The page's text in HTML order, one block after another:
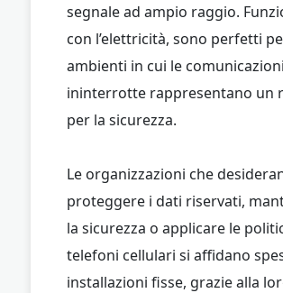
segnale ad ampio raggio.
con l’elettricità, sono perfetti
ambienti in cui le
ininterrotte rappresentano un
per la sicurezza.
Le organizzazioni che
proteggere i dati riservati,
la sicurezza o applicare le
telefoni cellulari si affidano
installazioni fisse, grazie alla